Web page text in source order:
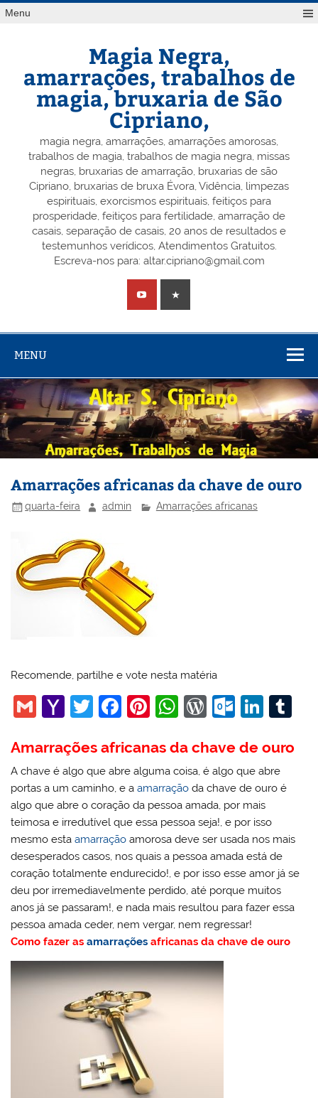
Skip
toMenu
Magia Negra,
amarrações, trabalhos de
magia, bruxaria de São
Cipriano,
magia negra, amarrações, amarrações amorosas,
trabalhos de magia, trabalhos de magia negra, missas
negras, bruxarias de amarração, bruxarias de são
Cipriano, bruxarias de bruxa Évora, Vidência, limpezas
espirituais, exorcismos espirituais, feitiços para
prosperidade, feitiços para fertilidade, amarração de
casais, separação de casais, 20 anos de resultados e
testemunhos verídicos, Atendimentos Gratuitos.
Escreva-nos para: altar.cipriano@gmail.com
MENU
Amarrações africanas da chave de ouro
quarta-feira admin Amarrações africanas
Recomende, partilhe e vote nesta matéria
G
ai
l
Y
h
o
o
M
ai
l
T
itt
er
F
c
e
b
o
o
k
Pi
er
e
st
W
at
s
A
p
p
W
d
Pr
e
ss
O
lo
o
k.
c
o
m
Li
k
e
dI
n
m
Amarrações africanas da chave de ouro
A chave é algo que abre alguma coisa, é algo que abre
portas a um caminho, e aamarração da chave de ouro é
algo que abre o coração da pessoa amada, por mais
teimosa e irredutível que essa pessoa seja!, e por isso
mesmo estaamarração amorosa deve ser usada nos mais
desesperados casos, nos quais a pessoa amada está de
coração totalmente endurecido!, e por isso esse amor já se
deu por irremediavelmente perdido, até porque muitos
anos já se passaram!, e nada mais resultou para fazer essa
pessoa amada ceder, nem vergar, nem regressar!
Como fazer asamarrações africanas da chave de ouro